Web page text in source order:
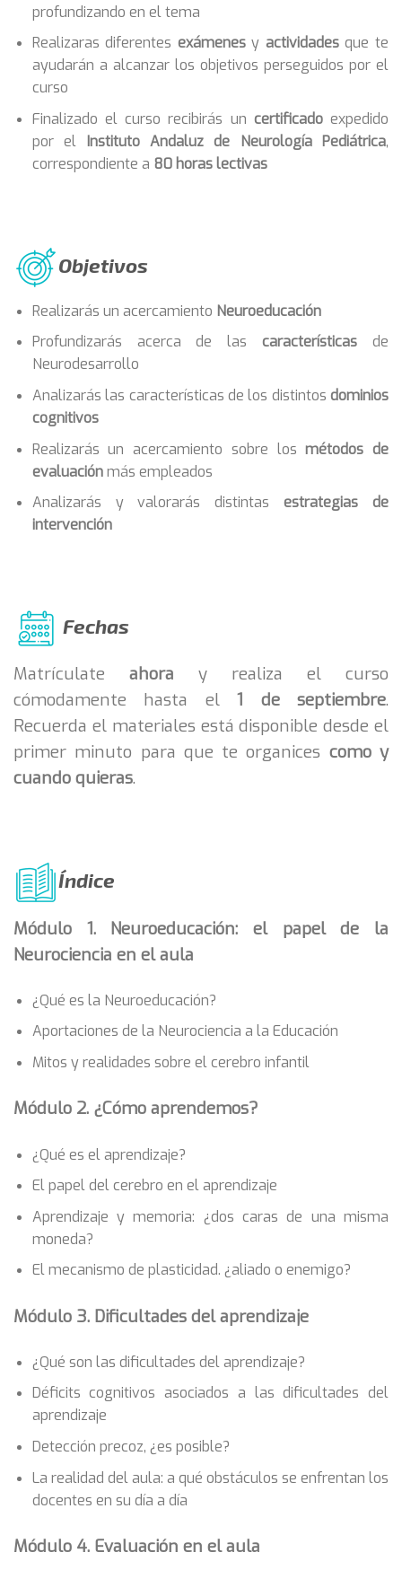
profundizando en el tema
Realizaras diferentes exámenesy actividadesque te
ayudarán a alcanzar los objetivos perseguidos por el
curso
Finalizado el curso recibirás un certificadoexpedido
por el Instituto Andaluz de Neurología Pediátrica,
correspondiente a 80 horas lectivas
Objetivos
Realizarás un acercamiento Neuroeducación
Profundizarás acerca de lascaracterísticas de
Neurodesarrollo
Analizarás las características de los distintos dominios
cognitivos
Realizarás un acercamiento sobre losmétodos de
evaluaciónmás empleados
Analizarás y valorarás distintasestrategias de
intervención
Fechas
Matrículate ahora y realiza el curso
cómodamente hasta el1 de septiembre.
Recuerda el materiales está disponible desde el
primer minuto para que te organices como y
cuando quieras.
Índice
Módulo 1. Neuroeducación: el papel de la
Neurociencia en el aula
¿Qué es la Neuroeducación?
Aportaciones de la Neurociencia a la Educación
Mitos y realidades sobre el cerebro infantil
Módulo 2. ¿Cómo aprendemos?
¿Qué es el aprendizaje?
El papel del cerebro en el aprendizaje
Aprendizaje y memoria: ¿dos caras de una misma
moneda?
El mecanismo de plasticidad. ¿aliado o enemigo?
Módulo 3. Dificultades del aprendizaje
¿Qué son las dificultades del aprendizaje?
Déficits cognitivos asociados a las dificultades del
aprendizaje
Detección precoz, ¿es posible?
La realidad del aula: a qué obstáculos se enfrentan los
docentes en su día a día
Módulo 4. Evaluación en el aula